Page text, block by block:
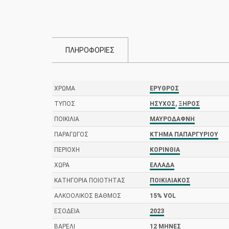
ΠΛΗΡΟΦΟΡΙΕΣ
ΧΡΏΜΑ ΕΡΥΘΡΌΣ
ΤΎΠΟΣ ΉΣΥΧΟΣ, ΞΗΡΌΣ
ΠΟΙΚΙΛΊΑ ΜΑΥΡΟΔΆΦΝΗ
ΠΑΡΑΓΩΓΌΣ ΚΤΉΜΑ ΠΑΠΑΡΓΥΡΊΟΥ
ΠΕΡΙΟΧΉ ΚΟΡΙΝΘΊΑ
ΧΏΡΑ ΕΛΛΆΔΑ
ΚΑΤΗΓΟΡΊΑ ΠΟΙΌΤΗΤΑΣ ΠΟΙΚΙΛΙΑΚΌΣ
ΑΛΚΟΟΛΙΚΌΣ ΒΑΘΜΌΣ 15% VOL
ΕΣΟΔΕΊΑ 2023
ΒΑΡΈΛΙ 12 ΜΉΝΕΣ